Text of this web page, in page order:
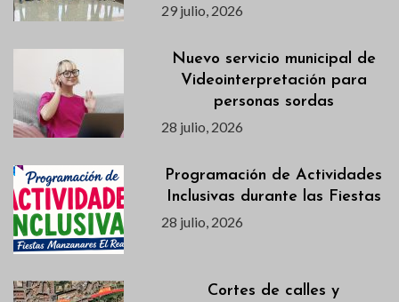
29 julio, 2026
Nuevo servicio municipal de
Videointerpretación para
personas sordas
28 julio, 2026
Programación de Actividades
Inclusivas durante las Fiestas
28 julio, 2026
Cortes de calles y